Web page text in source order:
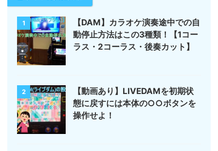
1
【DAM】カラオケ演奏途中での自
動停止方法はこの3種類！【1コー
ラス・2コーラス・後奏カット】
2
【動画あり】LIVEDAMを初期状
態に戻すには本体の○○ボタンを
操作せよ！